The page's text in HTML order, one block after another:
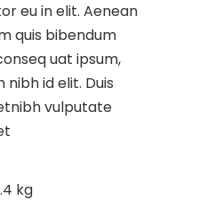
eu in elit. Aenean
quis bibendum
uat ipsum,
id elit. Duis
vulputate
kg